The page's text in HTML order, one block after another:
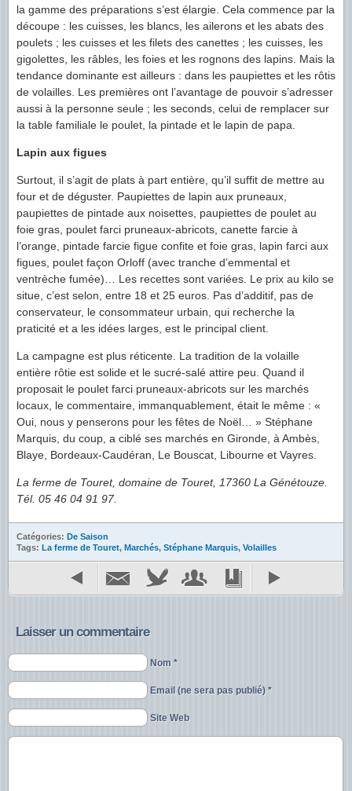
la gamme des préparations s’est élargie. Cela commence par la
découpe : les cuisses, les blancs, les ailerons et les abats des
poulets ; les cuisses et les filets des canettes ; les cuisses, les
gigolettes, les râbles, les foies et les rognons des lapins. Mais la
tendance dominante est ailleurs : dans les paupiettes et les rôtis
de volailles. Les premières ont l’avantage de pouvoir s’adresser
aussi à la personne seule ; les seconds, celui de remplacer sur
la table familiale le poulet, la pintade et le lapin de papa.
Lapin aux figues
Surtout, il s’agit de plats à part entière, qu’il suffit de mettre au
four et de déguster. Paupiettes de lapin aux pruneaux,
paupiettes de pintade aux noisettes, paupiettes de poulet au
foie gras, poulet farci pruneaux-abricots, canette farcie à
l’orange, pintade farcie figue confite et foie gras, lapin farci aux
figues, poulet façon Orloff (avec tranche d’emmental et
ventrèche fumée)… Les recettes sont variées. Le prix au kilo se
situe, c’est selon, entre 18 et 25 euros. Pas d’additif, pas de
conservateur, le consommateur urbain, qui recherche la
praticité et a les idées larges, est le principal client.
La campagne est plus réticente. La tradition de la volaille
entière rôtie est solide et le sucré-salé attire peu. Quand il
proposait le poulet farci pruneaux-abricots sur les marchés
locaux, le commentaire, immanquablement, était le même : «
Oui, nous y penserons pour les fêtes de Noël… » Stéphane
Marquis, du coup, a ciblé ses marchés en Gironde, à Ambès,
Blaye, Bordeaux-Caudéran, Le Bouscat, Libourne et Vayres.
La ferme de Touret, domaine de Touret, 17360 La Génétouze.
Tél. 05 46 04 91 97.
Catégories: De Saison
Tags: La ferme de Touret, Marchés, Stéphane Marquis, Volailles
Laisser un commentaire
Nom *
Email (ne sera pas publié) *
Site Web